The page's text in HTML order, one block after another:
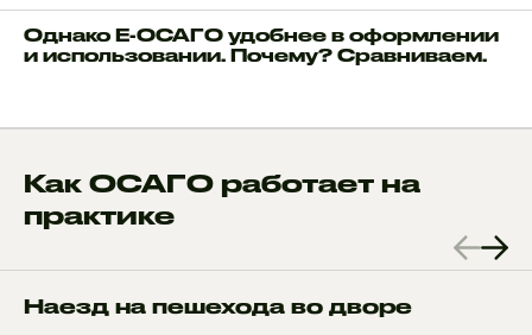
Однако Е-ОСАГО удобнее в оформлении
и использовании. Почему? Сравниваем.
Как ОСАГО работает на
практике
Наезд на пешехода во дворе